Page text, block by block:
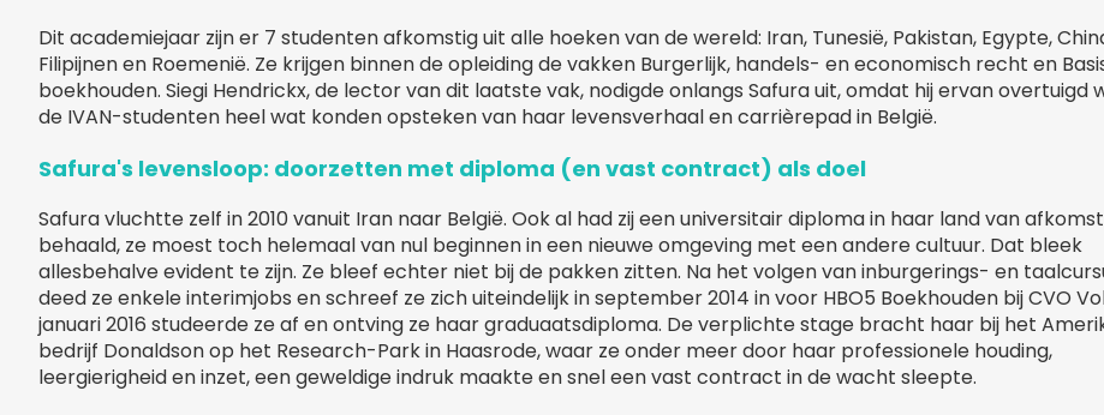
Dit academiejaar zijn er 7 studenten afkomstig uit alle hoeken van de wereld: Iran, Tunesië, Pakistan, Egypte,
Filipijnen en Roemenië. Ze krijgen binnen de opleiding de vakken Burgerlijk, handels- en economisch recht en
boekhouden. Siegi Hendrickx, de lector van dit laatste vak, nodigde onlangs Safura uit, omdat hij ervan overtuigd
de IVAN-studenten heel wat konden opsteken van haar levensverhaal en carrièrepad in België.
Safura's levensloop: doorzetten met diploma (en vast contract) als doel
Safura vluchtte zelf in 2010 vanuit Iran naar België. Ook al had zij een universitair diploma in haar land van afkomst
behaald, ze moest toch helemaal van nul beginnen in een nieuwe omgeving met een andere cultuur. Dat bleek
allesbehalve evident te zijn. Ze bleef echter niet bij de pakken zitten. Na het volgen van inburgerings- en
deed ze enkele interimjobs en schreef ze zich uiteindelijk in september 2014 in voor HBO5 Boekhouden bij CVO
januari 2016 studeerde ze af en ontving ze haar graduaatsdiploma. De verplichte stage bracht haar bij het
bedrijf Donaldson op het Research-Park in Haasrode, waar ze onder meer door haar professionele houding,
leergierigheid en inzet, een geweldige indruk maakte en snel een vast contract in de wacht sleepte.